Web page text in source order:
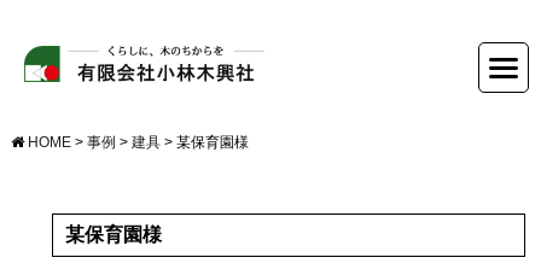
HOME> 事例 > 建具> 某保育園様
某保育園様